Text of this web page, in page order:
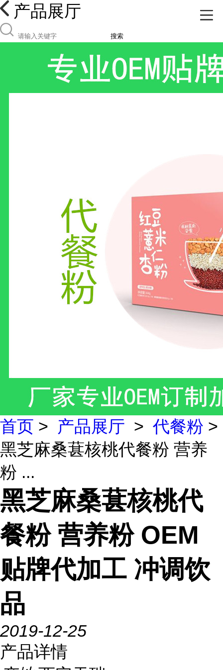
产品展厅
搜索
首页 > 产品展厅 > 代餐粉 >
黑芝麻桑葚核桃代餐粉 营养
粉 ...
黑芝麻桑葚核桃代
餐粉 营养粉 OEM
贴牌代加工 冲调饮
品
2019-12-25
产品详情